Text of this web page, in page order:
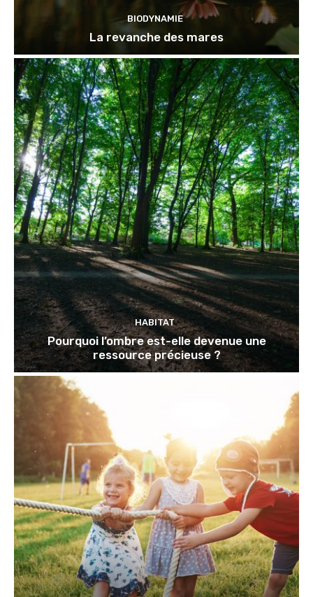
BIODYNAMIE
La revanche des mares
HABITAT
Pourquoi l’ombre est-elle devenue une
ressource précieuse ?